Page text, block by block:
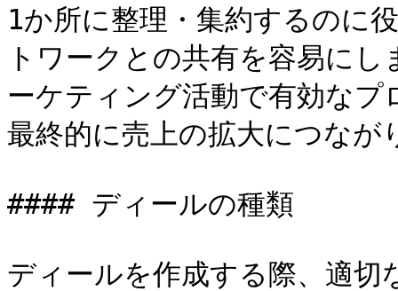
1か所に整理・集約するのに
トワークとの共有を容易に
ーケティング活動で有効な
最終的に売上の拡大につなが
#### ディールの種類
ディールを作成する際、適